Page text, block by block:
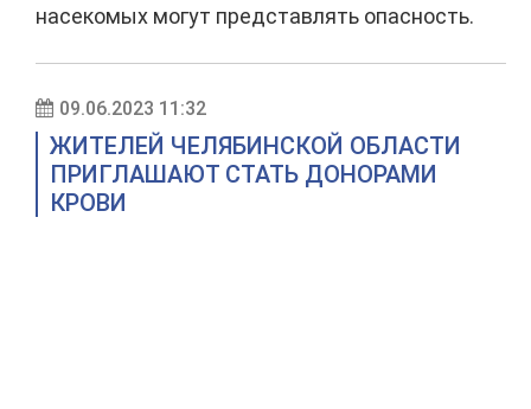
насекомых могут представлять опасность.
09.06.2023 11:32
ЖИТЕЛЕЙ ЧЕЛЯБИНСКОЙ ОБЛАСТИ
ПРИГЛАШАЮТ СТАТЬ ДОНОРАМИ
КРОВИ